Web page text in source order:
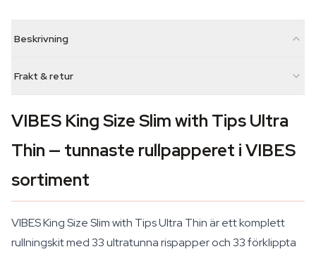
Beskrivning
Frakt & retur
VIBES King Size Slim with Tips Ultra
Thin — tunnaste rullpapperet i VIBES
sortiment
VIBES King Size Slim with Tips Ultra Thin är ett komplett
rullningskit med 33 ultratunna rispapper och 33 förklippta